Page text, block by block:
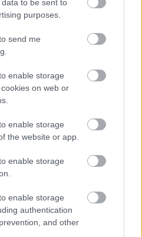
to be sent to
purposes.
send me
enable storage
on web or
enable storage
the website or app.
enable storage
enable storage
authentication
and other
– BRÜSSZEL
trackback/id/7902362
üzemeltetője semmilyen felelősséget
esetén forduljon a blog szerkesztőjéhez.
adatvédelmi tájékoztatóban